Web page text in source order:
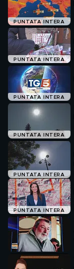
PUNTATA INTERA
PUNTATA INTERA
PUNTATA INTERA
PUNTATA INTERA
PUNTATA INTERA
PUNTATA INTERA